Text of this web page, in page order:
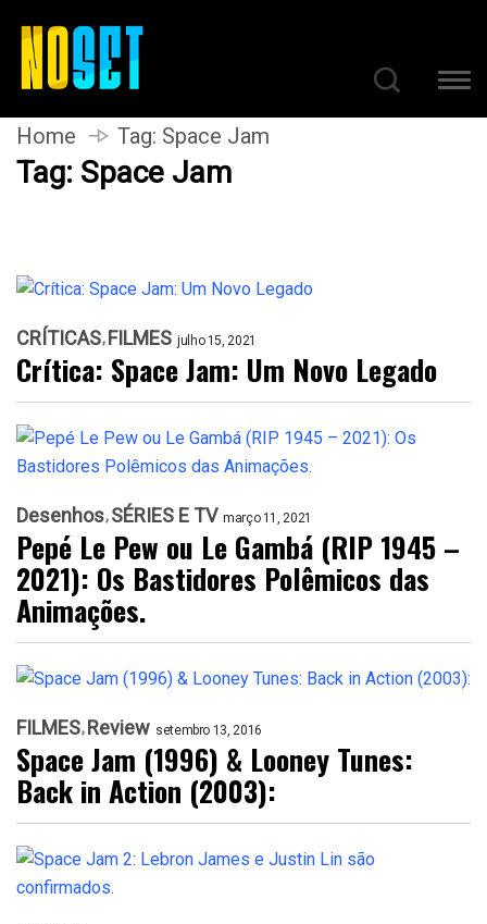
Home Tag: Space Jam
Tag: Space Jam
CRÍTICAS FILMES julho 15, 2021
Crítica: Space Jam: Um Novo Legado
Desenhos SÉRIES E TV março 11, 2021
Pepé Le Pew ou Le Gambá (RIP 1945 –
2021): Os Bastidores Polêmicos das
Animações.
FILMES Review setembro 13, 2016
Space Jam (1996) & Looney Tunes:
Back in Action (2003):